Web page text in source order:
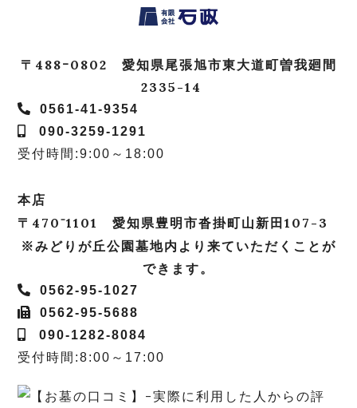
〒488ｰ0802 愛知県尾張旭市東大道町曽我廻間
2335-14
0561-41-9354
090-3259-1291
受付時間:9:00～18:00
本店
〒470⁻1101 愛知県豊明市沓掛町山新田107-3
※みどりが丘公園墓地内より来ていただくことが
できます。
0562-95-1027
0562-95-5688
090-1282-8084
受付時間:8:00～17:00